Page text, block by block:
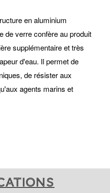
en aluminium
de verre confère au produit
supplémentaire et très
d'eau. Il permet de
de résister aux
agents marins et